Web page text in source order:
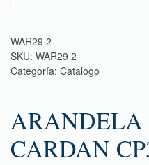
WAR29 2
SKU: WAR29 2
Categoría: Catalogo
ARANDELA
CARDAN